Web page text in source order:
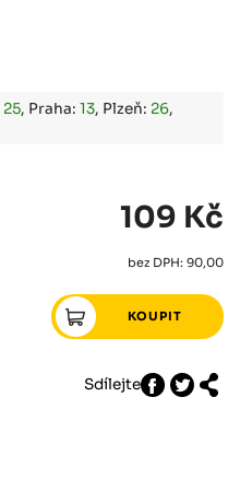
25, Praha:13, Plzeň: 26,
109 Kč
bez DPH: 90,00
Sdílejte